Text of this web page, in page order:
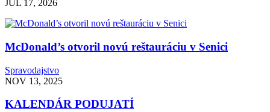
JÚL 17, 2026
McDonald’s otvoril novú reštauráciu v Senici
Spravodajstvo
NOV 13, 2025
KALENDÁR PODUJATÍ